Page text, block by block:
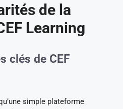
de la
Learning
clés de CEF
simple plateforme